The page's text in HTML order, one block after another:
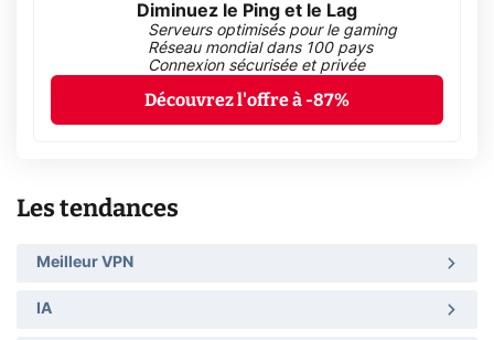
Diminuez le Ping et le Lag
Serveurs optimisés pour le gaming
Réseau mondial dans 100 pays
Connexion sécurisée et privée
Découvrez l'offre à -87%
Les tendances
Meilleur VPN
IA